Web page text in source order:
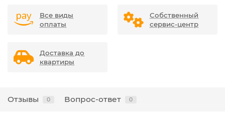
Все виды
оплаты
Собственный
сервис-центр
Доставка до
квартиры
Отзывы 0 Вопрос-ответ 0